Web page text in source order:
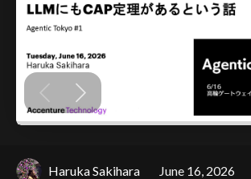
Haruka Sakihara June 16, 2026